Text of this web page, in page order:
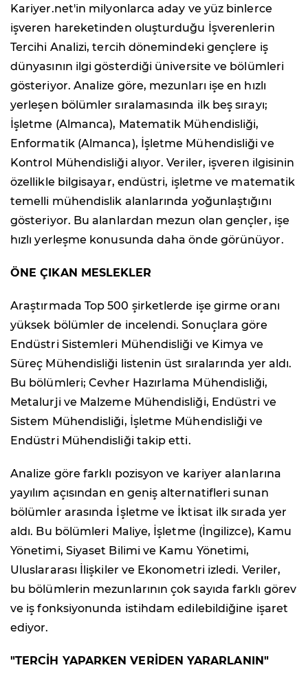
Kariyer.net'in milyonlarca aday ve yüz binlerce
işveren hareketinden oluşturduğu İşverenlerin
Tercihi Analizi, tercih dönemindeki gençlere iş
dünyasının ilgi gösterdiği üniversite ve bölümleri
gösteriyor. Analize göre, mezunları işe en hızlı
yerleşen bölümler sıralamasında ilk beş sırayı;
İşletme (Almanca), Matematik Mühendisliği,
Enformatik (Almanca), İşletme Mühendisliği ve
Kontrol Mühendisliği alıyor. Veriler, işveren ilgisinin
özellikle bilgisayar, endüstri, işletme ve matematik
temelli mühendislik alanlarında yoğunlaştığını
gösteriyor. Bu alanlardan mezun olan gençler, işe
hızlı yerleşme konusunda daha önde görünüyor.
ÖNE ÇIKAN MESLEKLER
Araştırmada Top 500 şirketlerde işe girme oranı
yüksek bölümler de incelendi. Sonuçlara göre
Endüstri Sistemleri Mühendisliği ve Kimya ve
Süreç Mühendisliği listenin üst sıralarında yer aldı.
Bu bölümleri; Cevher Hazırlama Mühendisliği,
Metalurji ve Malzeme Mühendisliği, Endüstri ve
Sistem Mühendisliği, İşletme Mühendisliği ve
Endüstri Mühendisliği takip etti.
Analize göre farklı pozisyon ve kariyer alanlarına
yayılım açısından en geniş alternatifleri sunan
bölümler arasında İşletme ve İktisat ilk sırada yer
aldı. Bu bölümleri Maliye, İşletme (İngilizce), Kamu
Yönetimi, Siyaset Bilimi ve Kamu Yönetimi,
Uluslararası İlişkiler ve Ekonometri izledi. Veriler,
bu bölümlerin mezunlarının çok sayıda farklı görev
ve iş fonksiyonunda istihdam edilebildiğine işaret
ediyor.
"TERCİH YAPARKEN VERİDEN YARARLANIN"